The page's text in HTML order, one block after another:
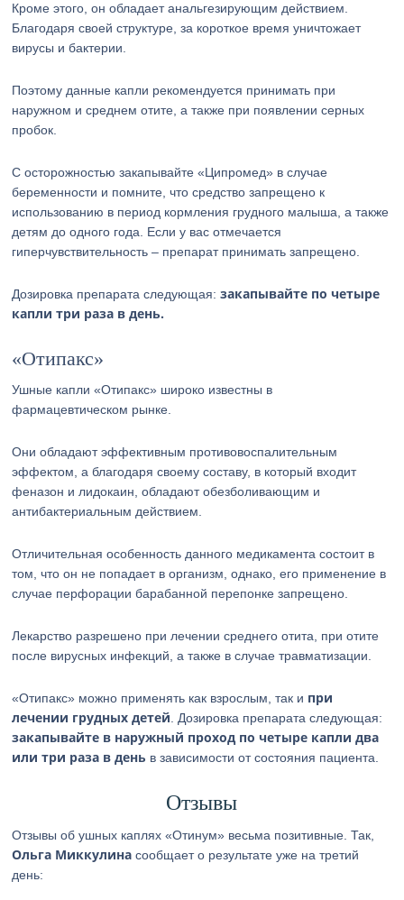
Кроме этого, он обладает анальгезирующим действием.
Благодаря своей структуре, за короткое время уничтожает
вирусы и бактерии.
Поэтому данные капли рекомендуется принимать при
наружном и среднем отите, а также при появлении серных
пробок.
C осторожностью закапывайте «Ципромед» в случае
беременности и помните, что средство запрещено к
использованию в период кормления грудного малыша, а также
детям до одного года. Если у вас отмечается
гиперчувствительность – препарат принимать запрещено.
Дозировка препарата следующая:закапывайте по четыре
капли три раза в день.
«Отипакс»
Ушные капли «Отипакс» широко известны в
фармацевтическом рынке.
Они обладают эффективным противовоспалительным
эффектом, а благодаря своему составу, в который входит
феназон и лидокаин, обладают обезболивающим и
антибактериальным действием.
Отличительная особенность данного медикамента состоит в
том, что он не попадает в организм, однако, его применение в
случае перфорации барабанной перепонке запрещено.
Лекарство разрешено при лечении среднего отита, при отите
после вирусных инфекций, а также в случае травматизации.
«Отипакс» можно применять как взрослым, так и при
лечении грудных детей . Дозировка препарата следующая:
закапывайте в наружный проход по четыре капли два
или три раза в день в зависимости от состояния пациента.
Отзывы
Отзывы об ушных каплях «Отинум» весьма позитивные. Так,
Ольга Миккулина сообщает о результате уже на третий
день: